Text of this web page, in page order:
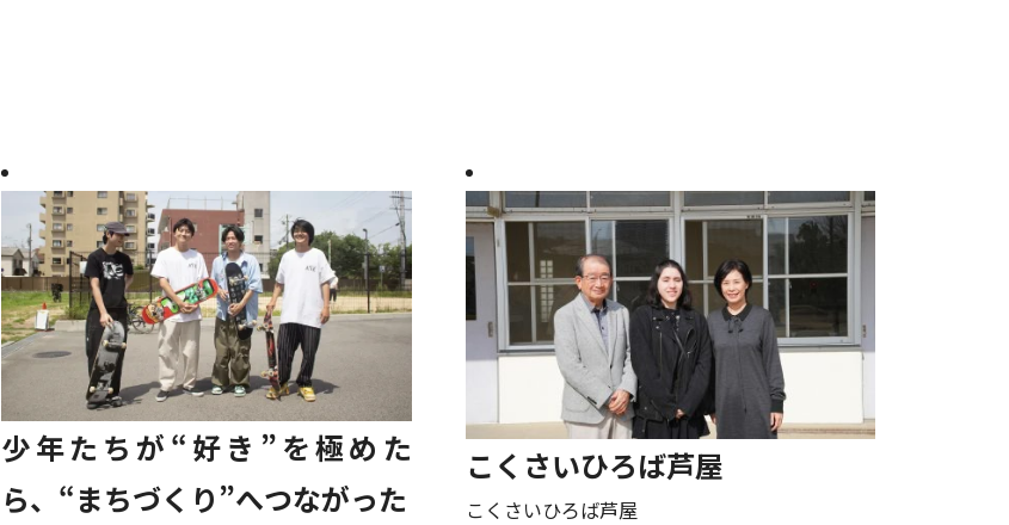
少年たちが“好き”を極めた
ら、“まちづくり”へつながった
こくさいひろば芦屋
こくさいひろば芦屋